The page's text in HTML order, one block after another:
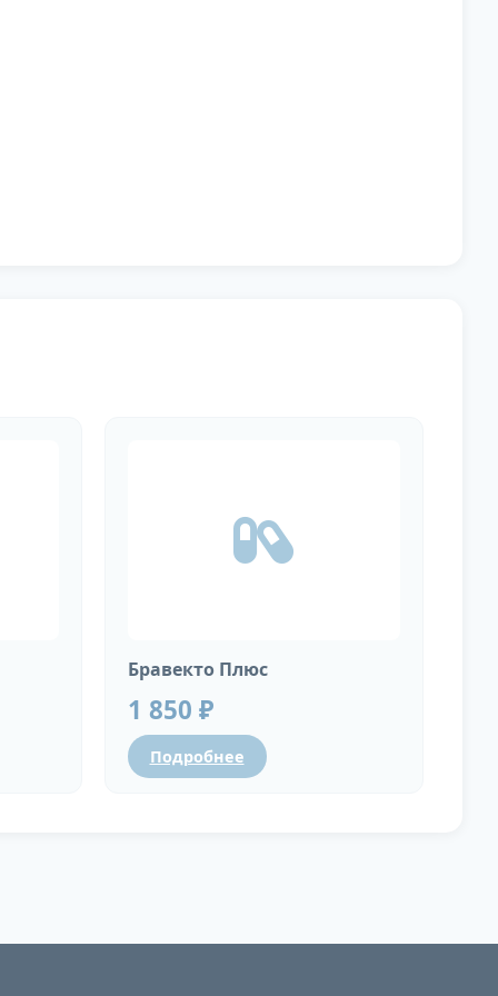
Бравекто Плюс
1 850 ₽
Подробнее